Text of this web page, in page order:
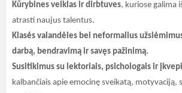
Kūrybines veiklas ir dirbtuves, kuriose galima
atrasti naujus talentus.
Klasės valandėles bei neformalius
darbą, bendravimą ir savęs pažinimą.
Susitikimus su lektoriais, psichologais ir
kalbančiais apie emocinę sveikatą, motyvaciją,